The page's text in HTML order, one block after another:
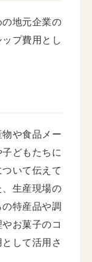
地元企業の
プ費用とし
や食品メー
どもたちに
ついて伝えて
生産現場の
特産品や調
お菓子のコ
して活用さ